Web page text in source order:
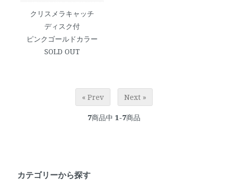
クリスメラキャッチ
ディスク付
ピンクゴールドカラー
SOLD OUT
« Prev Next »
7商品中 1-7商品
カテゴリーから探す